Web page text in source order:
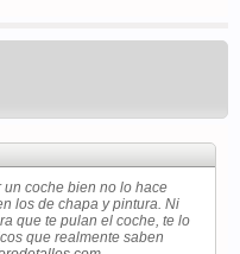
coche bien no lo hace
los de chapa y pintura. Ni
que te pulan el coche, te lo
que realmente saben